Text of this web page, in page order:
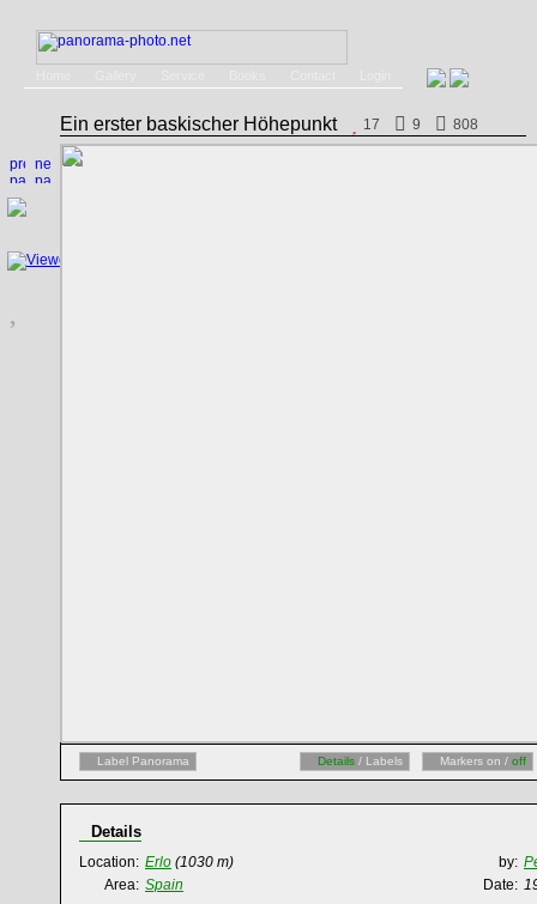
Ein erster baskischer Höhepunkt 17 9 808
Label Panorama Details / Labels Markers on / off
Details
Location: Erlo (1030 m) by:
Area: Spain Date: